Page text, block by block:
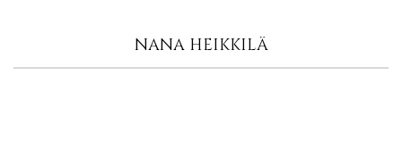
NANA HEIKKILÄ